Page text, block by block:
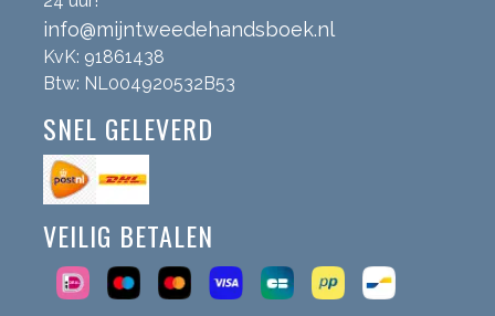
info@mijntweedehandsboek.nl
KvK: 91861438
Btw: NL004920532B53
SNEL GELEVERD
VEILIG BETALEN